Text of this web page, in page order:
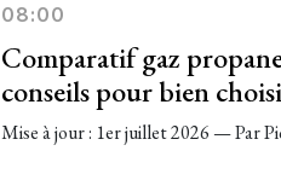
08:00
Comparatif gaz
conseils pour bien
Mise à jour : 1er juillet 2026 — Par